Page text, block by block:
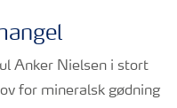
Anker Nielsen i stort
for mineralsk gødning